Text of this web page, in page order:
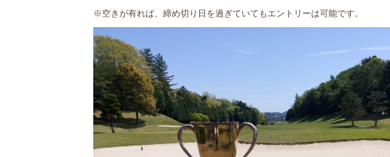
※空きが有れば、締め切り日を過ぎていてもエントリーは可能です。